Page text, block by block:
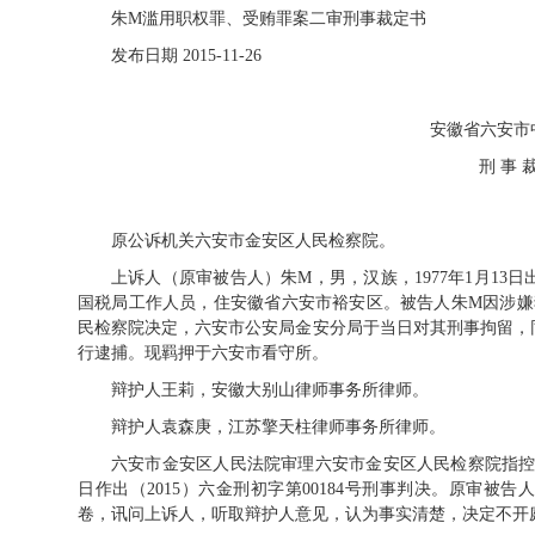
朱M滥用职权罪、受贿罪案二审刑事裁定书
发布日期 2015-11-26
安徽省六安
刑 事
原公诉机关六安市金安区人民检察院。
上诉人（原审被告人）朱M，男，汉族，1977年1月13
国税局工作人员，住安徽省六安市裕安区。被告人朱M因涉
民检察院决定，六安市公安局金安分局于当日对其刑事拘留
行逮捕。现羁押于六安市看守所。
辩护人王莉，安徽大别山律师事务所律师。
辩护人袁森庚，江苏擎天柱律师事务所律师。
六安市金安区人民法院审理六安市金安区人民检察院指
日作出（2015）六金刑初字第00184号刑事判决。原审被
卷，讯问上诉人，听取辩护人意见，认为事实清楚，决定不